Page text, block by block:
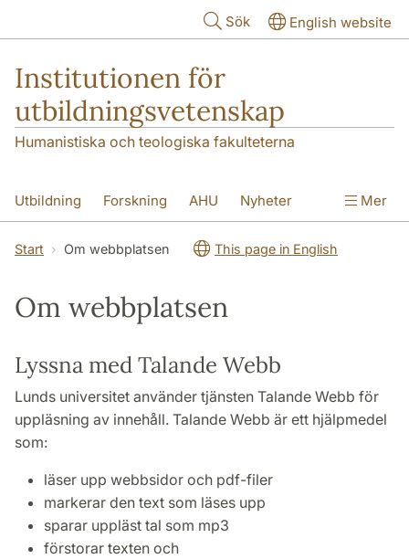
Sök English website
Institutionen för
utbildningsvetenskap
Humanistiska och teologiska fakulteterna
Utbildning Forskning AHU Nyheter
Kontakt Om institutionen
Mer
Start Om webbplatsen This page in English
Om webbplatsen
Lyssna med Talande Webb
Lunds universitet använder tjänsten Talande Webb för
uppläsning av innehåll. Talande Webb är ett hjälpmedel
som:
läser upp webbsidor och pdf-filer
markerar den text som läses upp
sparar uppläst tal som mp3
förstorar texten och